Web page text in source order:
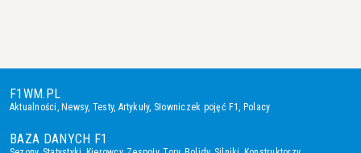
F1WM.PL
Aktualności, Newsy, Testy, Artykuły, Słowniczek pojęć F1, Polacy
BAZA DANYCH F1